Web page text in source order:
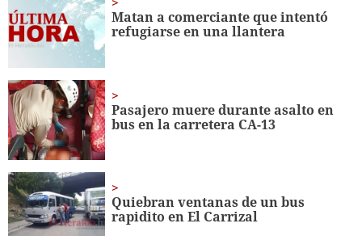
seconds
Matan a comerciante que intentó
refugiarse en una llantera
Pasajero muere durante asalto en
bus en la carretera CA-13
Quiebran ventanas de un bus
rapidito en El Carrizal